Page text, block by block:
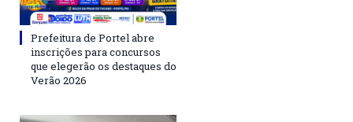
Prefeitura de Portel abre
inscrições para concursos
que elegerão os destaques do
Verão 2026